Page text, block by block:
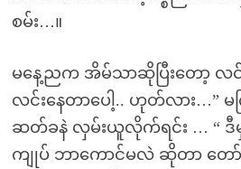
စမ်း…။
မနေ့ညက အိမ်သာဆိုပြီးတော့ လင်
လင်းနေတာပေါ့.. ဟုတ်လား…”
ဆတ်ခနဲ လှမ်းယူလိုက်ရင်း … “ ဒီ
ကျုပ် ဘာကောင်မလဲ ဆိုတာ တေ